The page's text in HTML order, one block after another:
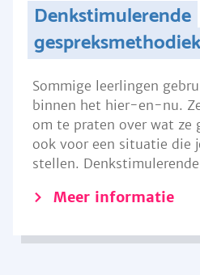
Denkstimulerende
Sommige leerlingen
binnen het hier-en-nu.
om te praten over wat ze
ook voor een situatie die
stellen.
Meer informatie